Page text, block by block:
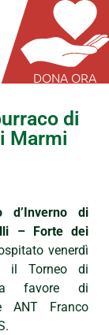
DONA ORA
di
Marmi
d’Inverno di
– Forte dei
venerdì
il Torneo di
a favore di
ANT Franco